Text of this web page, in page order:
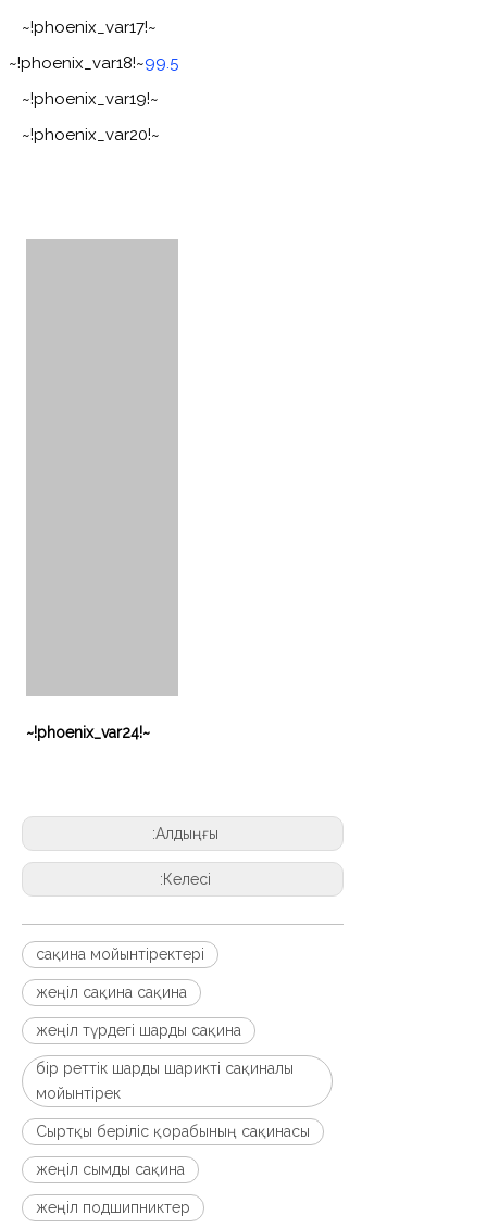
~!phoenix_var17!~
99.5
~!phoenix_var18!~
~!phoenix_var19!~
~!phoenix_var20!~
~!phoenix_var24!~
Алдыңғы:
Келесі:
сақина мойынтіректері
жеңіл сақина сақина
жеңіл түрдегі шарды сақина
бір реттік шарды шарикті сақиналы
мойынтірек
Сыртқы беріліс қорабының сақинасы
жеңіл сымды сақина
жеңіл подшипниктер